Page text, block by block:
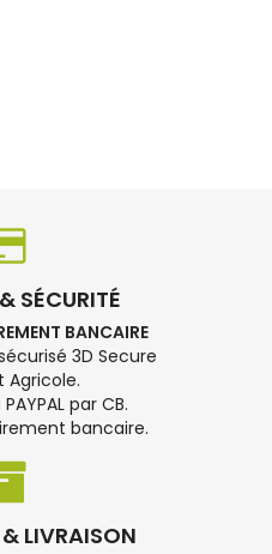
SÉCURITÉ
BANCAIRE
3D Secure
Agricole.
par CB.
bancaire.
LIVRAISON